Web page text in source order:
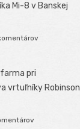
Mi-8 v Banskej
pri
vrtuľníky Robinson